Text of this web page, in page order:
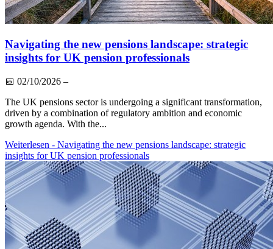
Navigating the new pensions landscape: strategic
insights for UK pension professionals
📅 02/10/2026 –
The UK pensions sector is undergoing a significant transformation,
driven by a combination of regulatory ambition and economic
growth agenda. With the...
Weiterlesen - Navigating the new pensions landscape: strategic
insights for UK pension professionals